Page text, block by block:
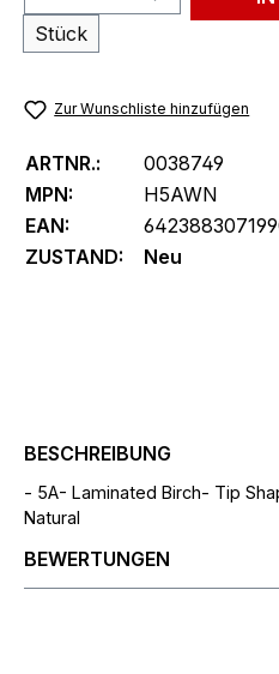
Stück
Zur Wunschliste hinzufügen
ARTNR.:
0038749
MPN:
H5AWN
EAN:
ZUSTAND:
Neu
BESCHREIBUNG
- 5A- Laminated Birch- Tip
Natural
BEWERTUNGEN